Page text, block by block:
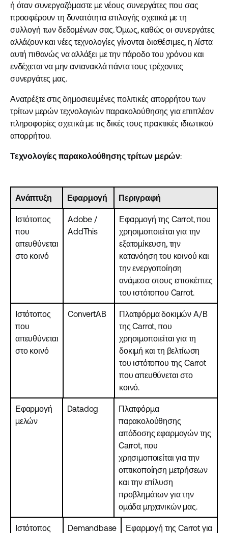
ή όταν συνεργαζόμαστε με νέους συνεργάτες που σας
προσφέρουν τη δυνατότητα επιλογής σχετικά με τη
συλλογή των δεδομένων σας. Όμως, καθώς οι συνεργάτες
αλλάζουν και νέες τεχνολογίες γίνονται διαθέσιμες, η λίστα
αυτή πιθανώς να αλλάξει με την πάροδο του χρόνου και
ενδέχεται να μην αντανακλά πάντα τους τρέχοντες
συνεργάτες μας.
Ανατρέξτε στις δημοσιευμένες πολιτικές απορρήτου των
τρίτων μερών τεχνολογιών παρακολούθησης για επιπλέον
πληροφορίες σχετικά με τις δικές τους πρακτικές ιδιωτικού
απορρήτου.
Τεχνολογίες παρακολούθησης τρίτων μερών:
Ανάπτυξη Εφαρμογή Περιγραφή
Ιστότοπος
που
απευθύνεται
στο κοινό
Adobe /
AddThis
Εφαρμογή της Carrot, που
χρησιμοποιείται για την
εξατομίκευση, την
κατανόηση του κοινού και
την ενεργοποίηση
ανάμεσα στους επισκέπτες
του ιστότοπου Carrot.
Ιστότοπος
που
απευθύνεται
στο κοινό
ConvertAB
Πλατφόρμα δοκιμών A/B
της Carrot, που
χρησιμοποιείται για τη
δοκιμή και τη βελτίωση
του ιστότοπου της Carrot
που απευθύνεται στο
κοινό.
Εφαρμογή
μελών
Datadog
Πλατφόρμα
παρακολούθησης
απόδοσης εφαρμογών της
Carrot, που
χρησιμοποιείται για την
οπτικοποίηση μετρήσεων
και την επίλυση
προβλημάτων για την
ομάδα μηχανικών μας.
Ιστότοπος
Demandbase
Εφαρμογή της Carrot για